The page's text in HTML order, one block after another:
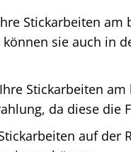
Stickarbeiten
sie auch in
Stickarbeiten
da diese die
auf der